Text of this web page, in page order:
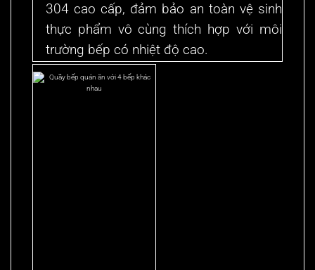
304 cao cấp, đảm bảo an toàn vệ sinh
thực phẩm vô cùng thích hợp với môi
trường bếp có nhiệt độ cao.
LIÊN HỆ TƯ VẤN XEM TẤT CẢ